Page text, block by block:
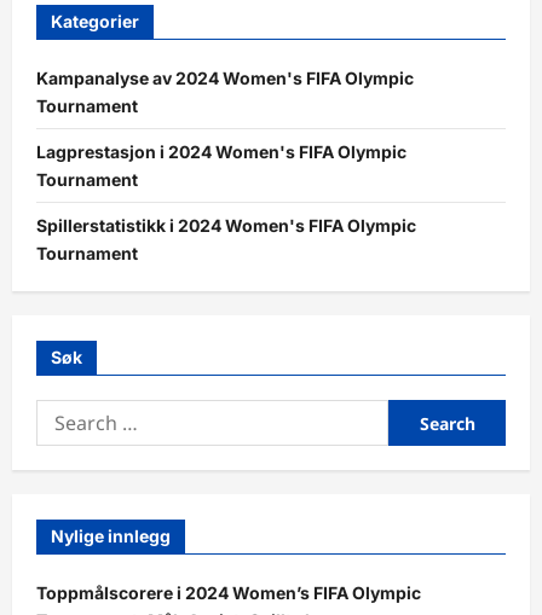
Kategorier
Kampanalyse av 2024 Women's FIFA Olympic
Tournament
Lagprestasjon i 2024 Women's FIFA Olympic
Tournament
Spillerstatistikk i 2024 Women's FIFA Olympic
Tournament
Søk
Search
for:
Nylige innlegg
Toppmålscorere i 2024 Women’s FIFA Olympic